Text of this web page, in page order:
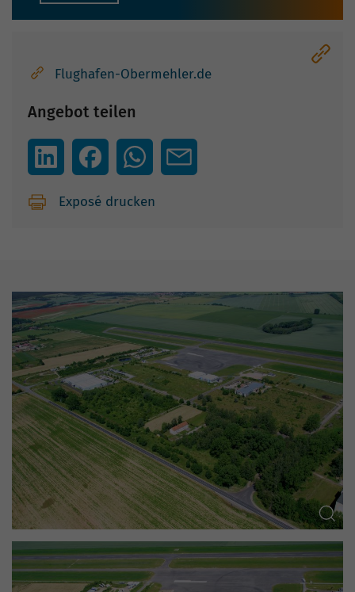
Flughafen-Obermehler.de
Angebot teilen
Exposé drucken